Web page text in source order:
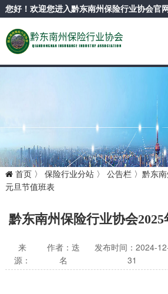
您好！欢迎您进入黔东南州保险行业协会官
首页〉 保险行业分站〉 公告栏〉 黔东
元旦节值班表
黔东南州保险行业协会
来
源：
作者：迭
名
发布时间：2024-
31